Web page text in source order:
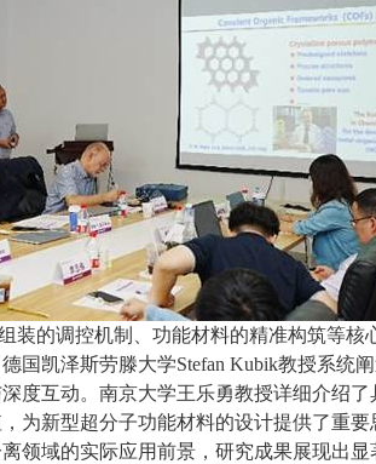
装的调控机制、功能材料的精准构筑等核
国凯泽斯劳滕大学Stefan Kubik教授系统
度互动。南京大学王乐勇教授详细介绍
为新型超分子功能材料的设计提供了重
领域的实际应用前景，研究成果展现出